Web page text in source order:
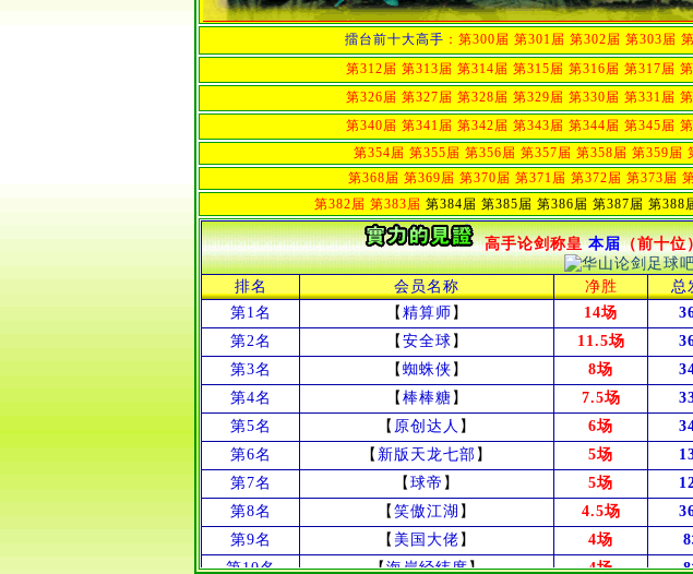
擂台前十大高手 ： 第300届 第301届 第302届 第303届
第312届 第313届 第314届 第315届 第316届 第317届
第326届 第327届 第328届 第329届 第330届 第331届
第340届 第341届 第342届 第343届 第344届 第345届
第354届 第355届 第356届 第357届 第358届 第359届
第368届 第369届 第370届 第371届 第372届 第373届
第382届 第383届 第384届 第385届 第386届 第387届 第